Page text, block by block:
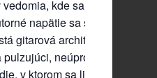
kde sa
napätie sa stretáva s
gitarová architektúra,
neúprosný rytmický
v ktorom sa lineárny čas